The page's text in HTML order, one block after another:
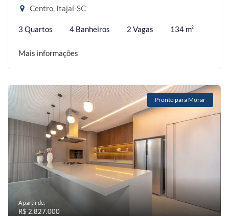
Centro, Itajaí-SC
3 Quartos 4 Banheiros 2 Vagas 134 m²
Mais informações
Pronto para Morar
A partir de:
R$ 2.827.000